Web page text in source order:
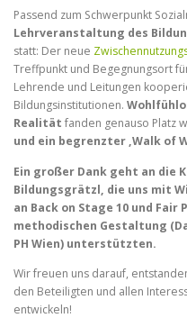
Passend zum Schwerpunkt
Lehrveranstaltung des
statt: Der neue
Treffpunkt und Begegnungsort
Lehrende und Leitungen
Bildungsinstitutionen.
Realität fanden genauso Platz
und ein begrenzter ‚Walk of
Ein großer Dank geht an die
Bildungsgrätzl, die uns mit
an Back on Stage 10 und Fair
methodischen Gestaltung
PH Wien) unterstützten.
Wir freuen uns darauf,
den Beteiligten und allen
entwickeln!